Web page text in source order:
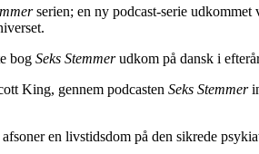
serien; en ny podcast-serie
bog Seks Stemmerudkom på dansk i
King, gennem podcasten Seks Stemmer
en livstidsdom på den sikrede